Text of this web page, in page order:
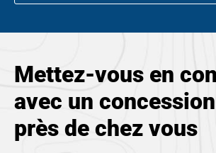
Mettez-vous en
avec un
près de chez vous